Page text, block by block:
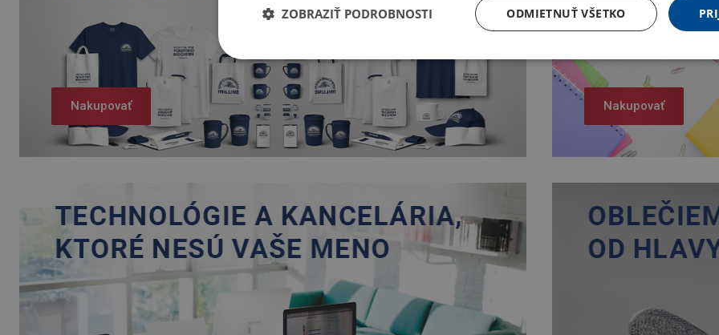
Nakupovať Nakupovať
ODMIETNUŤ VŠETKO
ZOBRAZIŤ PODROBNOSTI